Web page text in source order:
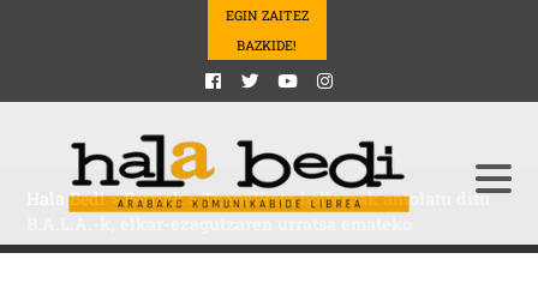
EGIN ZAITEZ
BAZKIDE!
Hala Bedi>Berriak>Txapelketa bolleroak antolatu ditu